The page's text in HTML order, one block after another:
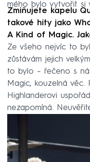
mého bylo vytvořit si
Zmiňujete kapelu
takové hity jako
A Kind of Magic.
Ze všeho nejvíc to
zůstávám jejich
to bylo – řečeno s
Magic, kouzelná věc.
Highlanderovi
nezapomíná.